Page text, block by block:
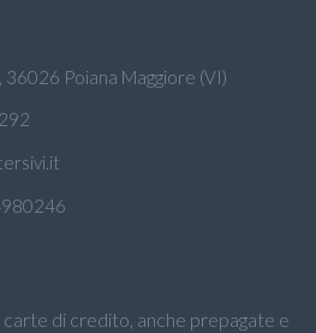
Poiana Maggiore (VI)
di credito, anche prepagate e